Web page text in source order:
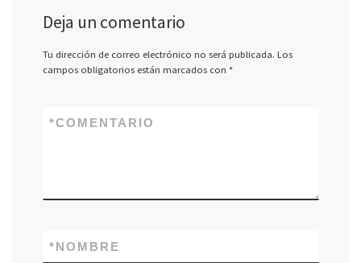
Deja un comentario
Tu dirección de correo electrónico no será publicada. Los
campos obligatorios están marcados con *
COMENTARIO
*
NOMBRE
*